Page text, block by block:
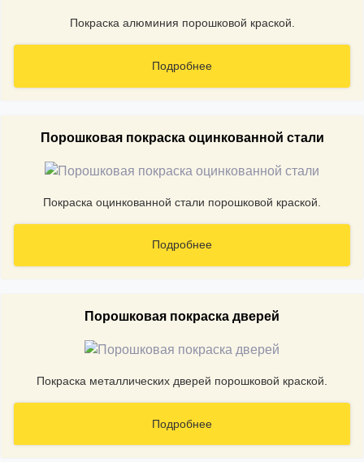
Покраска алюминия порошковой краской.
Подробнее
Порошковая покраска оцинкованной стали
Покраска оцинкованной стали порошковой краской.
Подробнее
Порошковая покраска дверей
Покраска металлических дверей порошковой краской.
Подробнее